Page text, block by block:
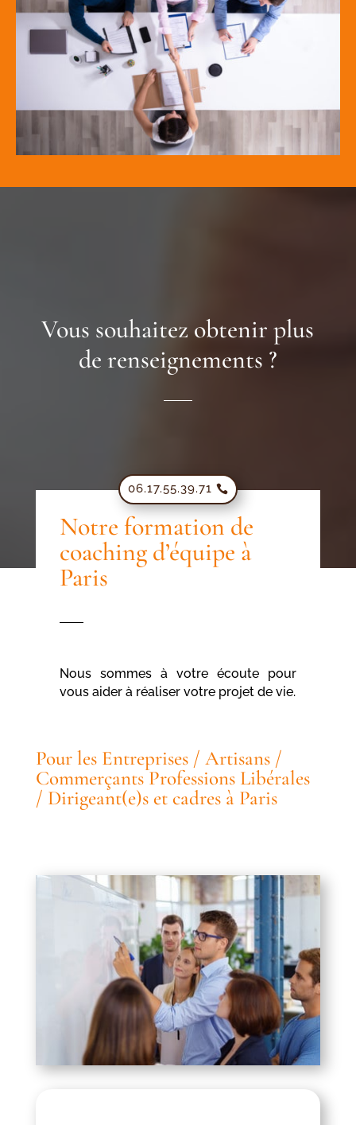
Vous souhaitez obtenir plus
de renseignements ?
06.17.55.39.71
Notre formation de
coaching d’équipe à
Paris
Nous sommes à votre écoute pour
vous aider à réaliser votre projet de vie.
Pour les Entreprises / Artisans /
Commerçants Professions Libérales
/ Dirigeant(e)s et cadres à Paris